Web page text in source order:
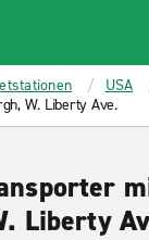
USA
W. Liberty Ave.
Liberty